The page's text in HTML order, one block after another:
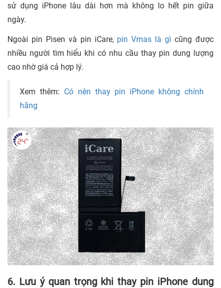
sử dụng iPhone lâu dài hơn mà không lo hết pin giữa
ngày.
Ngoài pin Pisen và pin iCare, pin Vmas là gì cũng được
nhiều người tìm hiểu khi có nhu cầu thay pin dung lượng
cao nhờ giá cả hợp lý.
Xem thêm: Có nên thay pin iPhone không chính
hãng
6. Lưu ý quan trọng khi thay pin iPhone dung